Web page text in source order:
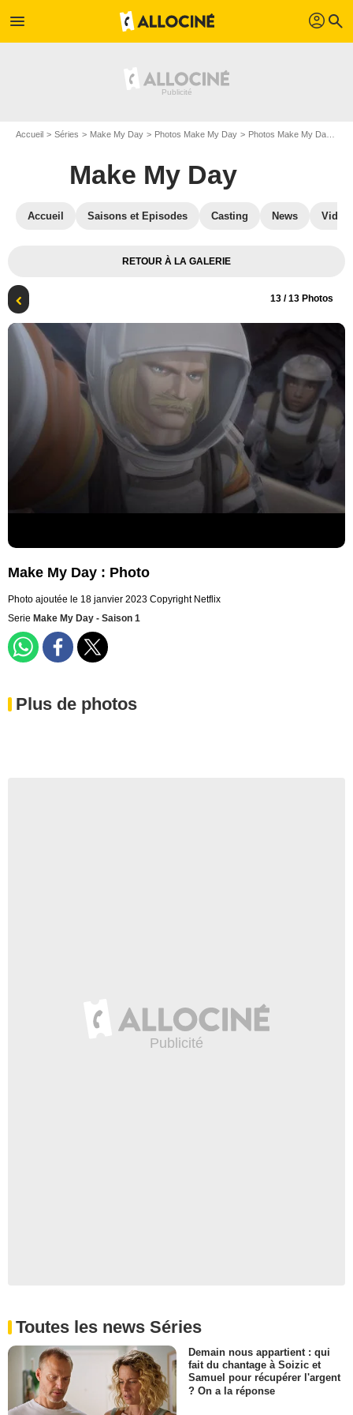
menu profil search
Accueil Séries Make My Day Photos Make My Day Photos Make My Day S01
Make My Day
Accueil Saisons et Episodes Casting News
RETOUR À LA GALERIE
13 / 13 Photos
Make My Day : Photo
Photo ajoutée le 18 janvier 2023 Copyright Netflix
Serie Make My Day - Saison 1
Plus de photos
Toutes les news Séries
Demain nous appartient : qui
fait du chantage à Soizic et
Samuel pour récupérer l'argent
? On a la réponse